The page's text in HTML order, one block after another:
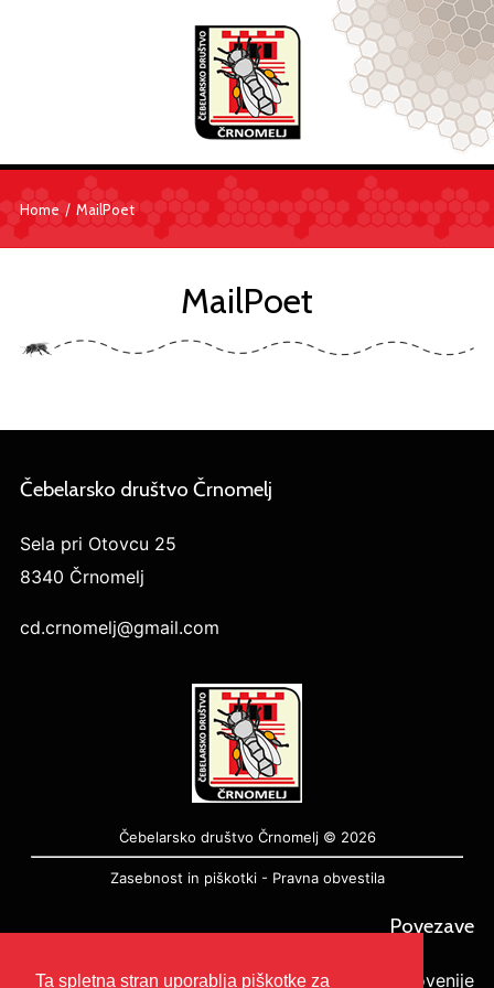
Ta spletna stran uporablja piškotke za
Home / MailPoet
MailPoet
Čebelarsko društvo Črnomelj
Sela pri Otovcu 25
8340 Črnomelj
cd.crnomelj@gmail.com
Čebelarsko društvo Črnomelj © 2026
Zasebnost in piškotki- Pravna obvestila
Povezave
Čebelarska zveza Slovenije